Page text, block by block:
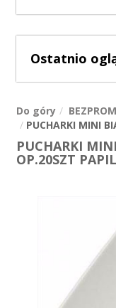
Ostatnio
Do góry
PUCHARKI MINI
PUCHARKI
OP.20SZT